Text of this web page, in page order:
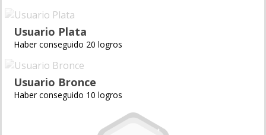
Usuario Plata
Haber conseguido 20 logros
Usuario Bronce
Haber conseguido 10 logros